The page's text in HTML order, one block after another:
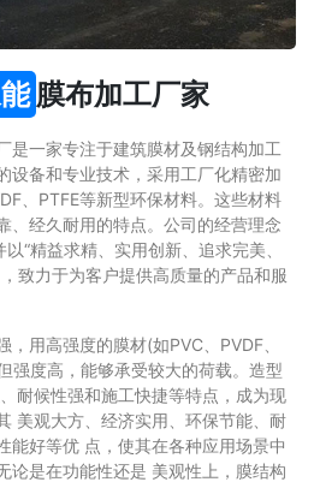
膜布加工厂家
是一家专注于建筑膜材及钢结构加工
设备和专业技术，采用工厂化精密加
、PTFE等新型环保材料。这些材料
、经久耐用的特点。公司的经营理念
“精益求精、实用创新、追求完美、
致力于为客户提供高质量的产品和服
，用高强度的膜材(如PVC、PVDF、
强度高，能够承受较大的荷载。造型
耐候性强和施工快捷等特点，成为现
美观大方、经济实用、环保节能、耐
能好等优 点，使其在各种应用场景中
论是在功能性还是 美观性上，膜结构